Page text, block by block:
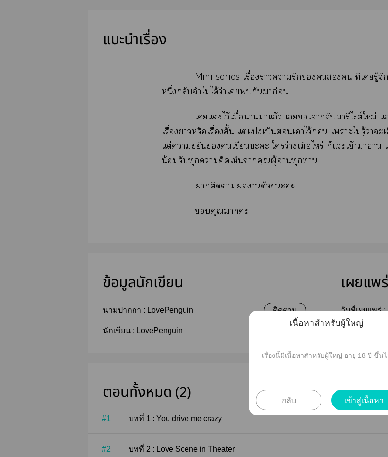
แนะนำเรื่อง
Mini series เรื่องาารัก ที่เรู้
หนึ่งกลับจำไม่ได้ว่าเกันมาก่อน
เแต่งไว้เมื่อาาแล้ว เเากลับมารีไต์ใหม่
เรื่องาหรือเรื่องสั้น แต่แบ่งเป็นเาไว้ก่อน เาะไม่รู้ว่า
แต่าขยันเขียนะะ ใว่างเมื่อไหร่ ก็แะเข้าาอ่าน
น้อมรับทุกาคิดเห็นาคุณผู้อ่านทุกท่าน
าติดาานด้วยะะ
คุณาค่ะ
ข้อมูลนักเขียน
นามปากกา : LovePenguin ติดตาม
นักเขียน : LovePenguin
เผยแพร่
วันที่เผยแพร่ :
แก้ไขล่าสุด :
ตอนทั้งหมด (2)
#1 บทที่ 1 : You drive me crazy
#2 บทที่ 2 : Love Scene in Theater
เนื้อหาสำหรับผู้ใหญ่
เรื่องนี้มีเนื้อหาสำหรับผู้ใหญ่ อายุ 18 ปี ขึ้น
กลับ เข้าสู่เนื้อหา